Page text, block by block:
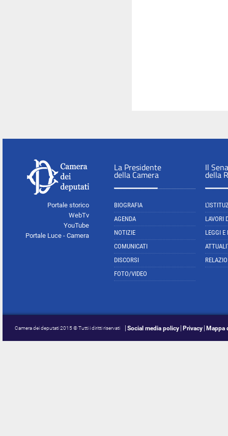
Portale storico
WebTv
YouTube
Portale Luce - Camera
La Presidente
della Camera
BIOGRAFIA
AGENDA
NOTIZIE
COMUNICATI
DISCORSI
FOTO/VIDEO
Il
della
LAVORI
LEGGI E
Camera dei deputati 2015 © Tutti i diritti riservati Social media policy Privacy Mappa